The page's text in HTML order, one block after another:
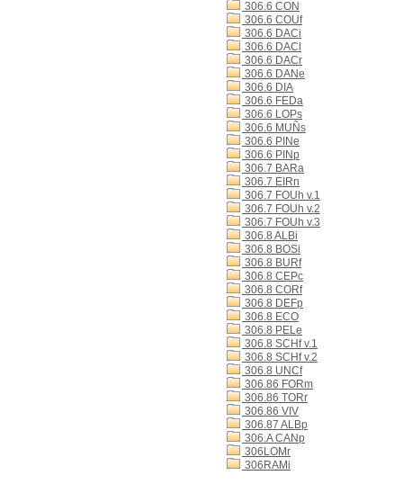
306.6 CON
306.6 COUf
306.6 DACi
306.6 DACl
306.6 DACr
306.6 DANe
306.6 DIA
306.6 FEDa
306.6 LOPs
306.6 MUÑs
306.6 PINe
306.6 PINp
306.7 BARa
306.7 EIRn
306.7 FOUh v.1
306.7 FOUh v.2
306.7 FOUh v.3
306.8 ALBi
306.8 BOSi
306.8 BURf
306.8 CEPc
306.8 CORf
306.8 DEFp
306.8 ECO
306.8 PELe
306.8 SCHf v.1
306.8 SCHf v.2
306.8 UNCf
306.86 FORm
306.86 TORr
306.86 VIV
306.87 ALBp
306.A CANp
306LOMr
306RAMi